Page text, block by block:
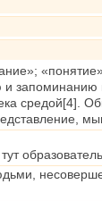
и
средой[4].